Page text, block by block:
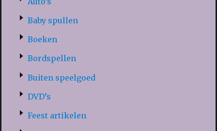
Baby spullen
Boeken
Bordspellen
Buiten speelgoed
DVD’s
Feest artikelen